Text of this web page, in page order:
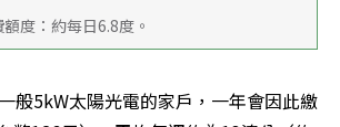
度：約每日6.8度。
般5kW太陽光電的家戶，一年會因此繳